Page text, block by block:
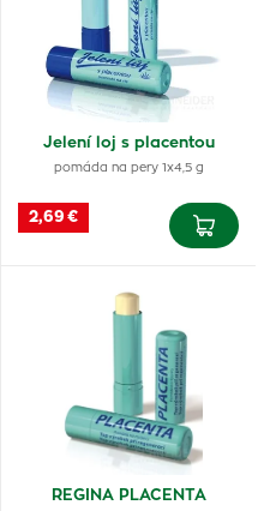
Jelení loj s placentou
pomáda na pery 1x4,5 g
2,69 €
REGINA PLACENTA